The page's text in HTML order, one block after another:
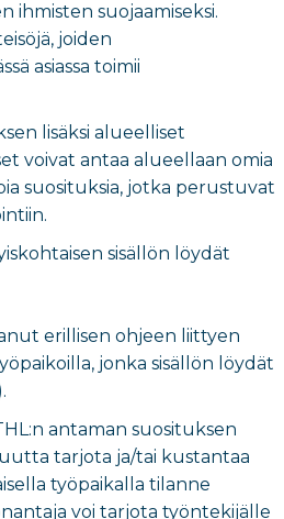
ihmisten suojaamiseksi.
joiden
asiassa toimii
lisäksi alueelliset
voivat antaa alueellaan omia
suosituksia, jotka perustuvat
sisällön löydät
erillisen ohjeen liittyen
jonka sisällön löydät
antaman suosituksen
tarjota ja/tai kustantaa
työpaikalla tilanne
voi tarjota työntekijälle